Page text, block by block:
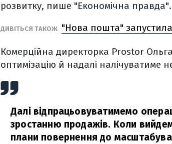
розвитку, пише "Економічна правда".
ДИВІТЬСЯ ТАКОЖ "Нова пошта"
Комерційна директорка Prostor
оптимізацію й надалі налічуватиме
Далі відпрацьовуватимемо
зростанню продажів. Коли
плани повернення до